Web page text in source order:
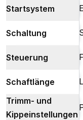
Startsystem
Schaltung
Steuerung
Schaftlänge
Trimm- und
Kippeinstellungen